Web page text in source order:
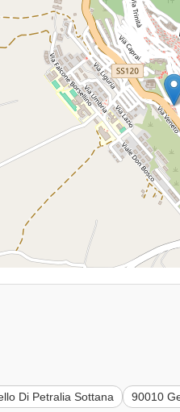
Di Petralia Sottana 90010